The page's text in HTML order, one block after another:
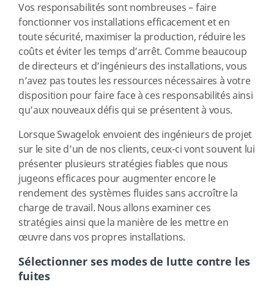
Vos responsabilités sont nombreuses – faire
fonctionner vos installations efficacement et en
toute sécurité, maximiser la production, réduire les
coûts et éviter les temps d’arrêt. Comme beaucoup
de directeurs et d’ingénieurs des installations, vous
n’avez pas toutes les ressources nécessaires à votre
disposition pour faire face à ces responsabilités ainsi
qu’aux nouveaux défis qui se présentent à vous.
Lorsque Swagelok envoient des ingénieurs de projet
sur le site d’un de nos clients, ceux-ci vont souvent lui
présenter plusieurs stratégies fiables que nous
jugeons efficaces pour augmenter encore le
rendement des systèmes fluides sans accroître la
charge de travail. Nous allons examiner ces
stratégies ainsi que la manière de les mettre en
œuvre dans vos propres installations.
Sélectionner ses modes de lutte contre les
fuites